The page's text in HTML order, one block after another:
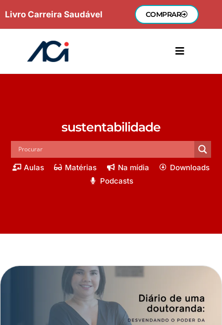
para
Livro Carreira Saudável COMPRAR
sustentabilidade
Aulas Matérias Na mídia
Downloads
Podcasts